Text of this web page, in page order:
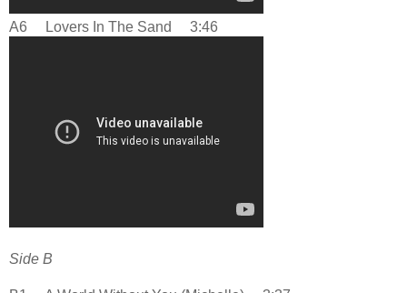
A6 Lovers In The Sand 3:46
Side B